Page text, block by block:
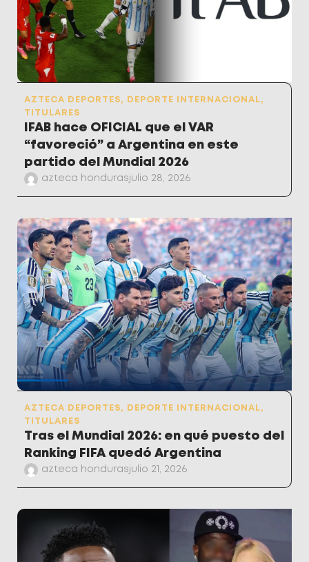
AZTECA DEPORTES, DEPORTE INTERNACIONAL,
TITULARES
IFAB hace OFICIAL que el VAR
“favoreció” a Argentina en este
partido del Mundial 2026
azteca honduras julio 28, 2026
AZTECA DEPORTES, DEPORTE INTERNACIONAL,
TITULARES
Tras el Mundial 2026: en qué puesto del
Ranking FIFA quedó Argentina
azteca honduras julio 21, 2026